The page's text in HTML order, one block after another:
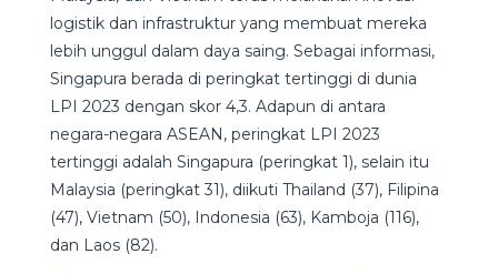
logistik dan infrastruktur yang membuat mereka
lebih unggul dalam daya saing. Sebagai informasi,
Singapura berada di peringkat tertinggi di dunia
LPI 2023 dengan skor 4,3. Adapun di antara
negara-negara ASEAN, peringkat LPI 2023
tertinggi adalah Singapura (peringkat 1), selain itu
Malaysia (peringkat 31), diikuti Thailand (37), Filipina
(47), Vietnam (50), Indonesia (63), Kamboja (116),
dan Laos (82).